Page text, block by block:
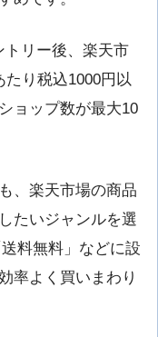
トリー後、楽天市
り税込1000円以
ョップ数が最大10
、楽天市場の商品
たいジャンルを選
料無料」などに設
率よく買いまわり